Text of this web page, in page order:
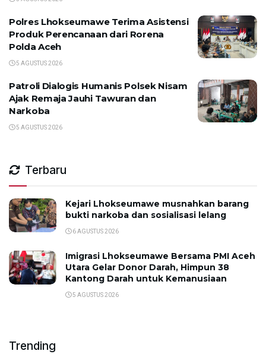
Polres Lhokseumawe Terima Asistensi
Produk Perencanaan dari Rorena
Polda Aceh
5 AGUSTUS 2026
Patroli Dialogis Humanis Polsek Nisam
Ajak Remaja Jauhi Tawuran dan
Narkoba
5 AGUSTUS 2026
Terbaru
Kejari Lhokseumawe musnahkan barang
bukti narkoba dan sosialisasi lelang
6 AGUSTUS 2026
Imigrasi Lhokseumawe Bersama PMI Aceh
Utara Gelar Donor Darah, Himpun 38
Kantong Darah untuk Kemanusiaan
5 AGUSTUS 2026
Trending